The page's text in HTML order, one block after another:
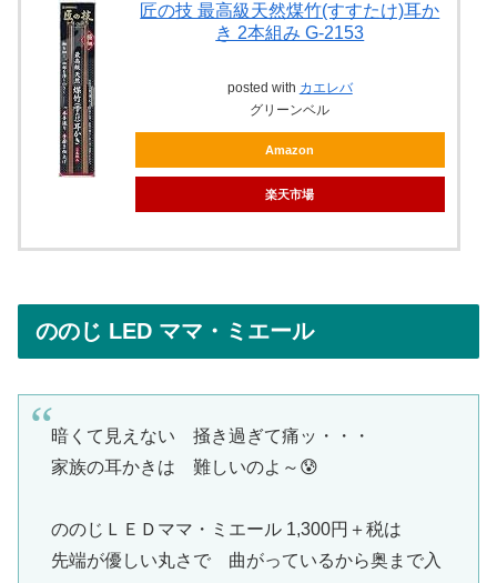
匠の技 最高級天然煤竹(すすたけ)耳か
き 2本組み G-2153
posted with カエレバ
グリーンベル
Amazon
楽天市場
ののじ LED ママ・ミエール
暗くて見えない 掻き過ぎて痛ッ・・・
家族の耳かきは 難しいのよ～😰
ののじＬＥＤママ・ミエール 1,300円＋税は
先端が優しい丸さで 曲がっているから奥まで入